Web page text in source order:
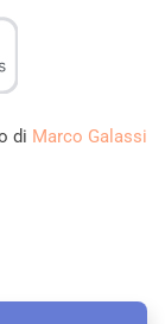
di Marco Galassi